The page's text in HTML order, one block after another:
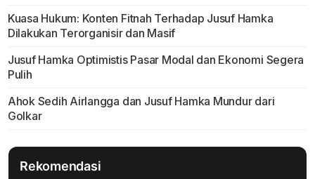
Kuasa Hukum: Konten Fitnah Terhadap Jusuf Hamka
Dilakukan Terorganisir dan Masif
Jusuf Hamka Optimistis Pasar Modal dan Ekonomi Segera
Pulih
Ahok Sedih Airlangga dan Jusuf Hamka Mundur dari
Golkar
Rekomendasi